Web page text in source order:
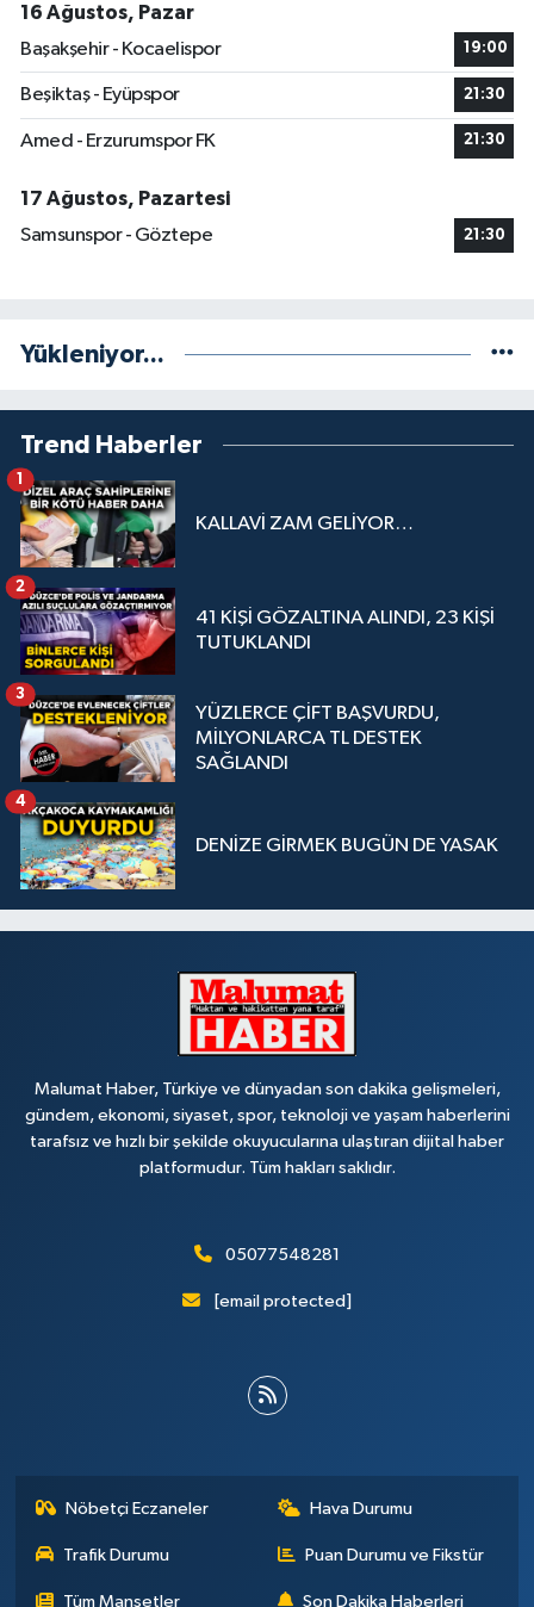
16 Ağustos, Pazar
Başakşehir - Kocaelispor
19:00
Beşiktaş - Eyüpspor 21:30
Amed - Erzurumspor FK 21:30
17 Ağustos, Pazartesi
Samsunspor - Göztepe
21:30
Yükleniyor...
Trend Haberler
KALLAVİ ZAM GELİYOR…
1
41 KİŞİ GÖZALTINA ALINDI, 23 KİŞİ
TUTUKLANDI
2
YÜZLERCE ÇİFT BAŞVURDU,
MİLYONLARCA TL DESTEK
SAĞLANDI
3
DENİZE GİRMEK BUGÜN DE YASAK
4
Malumat Haber, Türkiye ve dünyadan son dakika gelişmeleri,
gündem, ekonomi, siyaset, spor, teknoloji ve yaşam haberlerini
tarafsız ve hızlı bir şekilde okuyucularına ulaştıran dijital haber
platformudur. Tüm hakları saklıdır.
05077548281
[email protected]
Nöbetçi Eczaneler Hava Durumu
Trafik Durumu Puan Durumu ve Fikstür
Tüm Manşetler Son Dakika Haberleri